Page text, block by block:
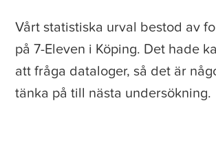
Vårt statistiska urval bestod av
på 7-Eleven i Köping. Det hade
att fråga dataloger, så det är
tänka på till nästa undersökning.